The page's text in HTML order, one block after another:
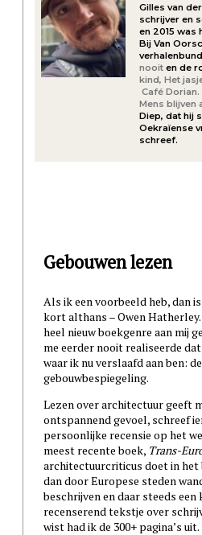
Gilles van
schrijver en
en 2015 was
Bij Van
nooit en de
kind, Het
Café Dorian.
Mens blijven
Diep, dat hij
Oekraïense
schreef.
Gebouwen lezen
Als ik een voorbeeld heb, dan
kort althans – Owen
heel nieuw boekgenre aan mij
me eerder nooit realiseerde
waar ik nu verslaafd aan ben:
gebouwbespiegeling.
Lezen over architectuur geeft
ontspannend gevoel, schreef
persoonlijke recensie op het
meest recente boek, Trans-
architectuurcriticus doet in het
dan door Europese steden
beschrijven en daar steeds
recenserend tekstje over
wist had ik de 300+ pagina’s uit.